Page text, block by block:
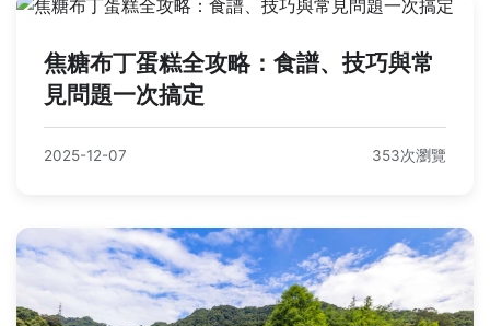
焦糖布丁蛋糕全攻略：食譜、技巧與常
見問題一次搞定
2025-12-07 353次瀏覽